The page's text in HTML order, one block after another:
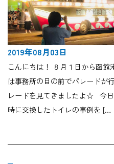
2019年08月03日
こんにちは！ ８月１日から函館
は事務所の目の前でパレードが
レードを見てきましたよ☆ 今
時に交換したトイレの事例を […